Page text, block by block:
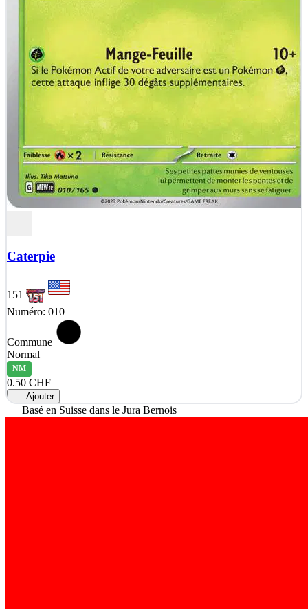
Caterpie
151
Numéro: 010
Commune
Normal
NM
0.50 CHF
Ajouter
Basé en Suisse dans le Jura Bernois